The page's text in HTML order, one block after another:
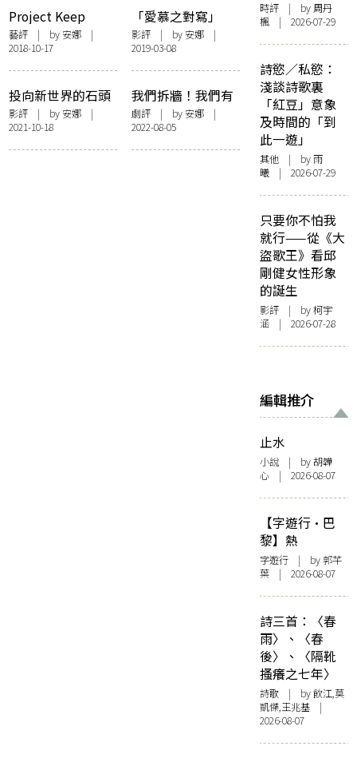
Project Keep
Pushing：絕望中
迎難創造
藝評 | by 安娜 |
2018-10-17
「愛慕之對寫」
——觀艾慕杜華電
影中的怪誕與亂調
影評| by 安娜 |
2019-03-08
投向新世界的石頭
影評 | by 安娜 |
2021-10-18
我們拆牆！我們有
話！——記石頭公
社《我們的娛樂至
死新世界》線上演
劇評| by 安娜 |
2022-08-05
時評 | by周丹
楓 | 2026-07-29
詩慾／私慾：
淺談詩歌裏
「紅豆」意象
及時間的「到
此一遊」
其他 | by 雨
曦 | 2026-07-29
只要你不怕我
就行——從《大
盜歌王》看邱
剛健女性形象
的誕生
影評 | by 柯宇
涵 | 2026-07-28
編輯推介
止水
小說 | by 胡韡
心 | 2026-08-07
【字遊行·巴
黎】熱
字遊行 | by 郭芊
葉 | 2026-08-07
詩三首：〈春
雨〉、〈春
後〉、〈隔靴
搔癢之七年〉
詩歌 | by 飲江,莫
凱傑,王兆基 |
2026-08-07